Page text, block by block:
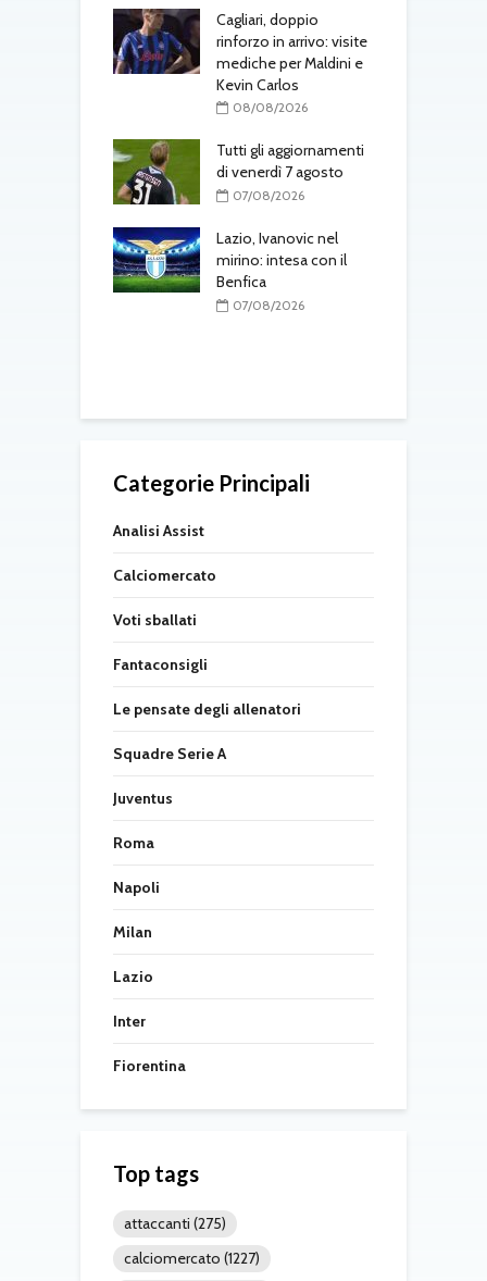
Cagliari, doppio
rinforzo in arrivo: visite
mediche per Maldini e
Kevin Carlos
08/08/2026
Tutti gli aggiornamenti
di venerdì 7 agosto
07/08/2026
Lazio, Ivanovic nel
mirino: intesa con il
Benfica
07/08/2026
Categorie Principali
Analisi Assist
Calciomercato
Voti sballati
Fantaconsigli
Le pensate degli allenatori
Squadre Serie A
Juventus
Roma
Napoli
Milan
Lazio
Inter
Fiorentina
Top tags
attaccanti (275)
calciomercato (1227)